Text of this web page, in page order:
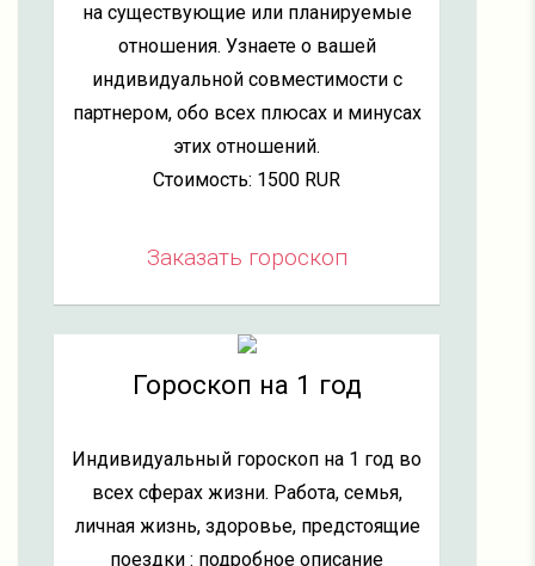
на существующие или планируемые
отношения. Узнаете о вашей
индивидуальной совместимости с
партнером, обо всех плюсах и минусах
этих отношений.
Стоимость: 1500 RUR
Заказать гороскоп
Гороскоп на 1 год
Индивидуальный гороскоп на 1 год во
всех сферах жизни. Работа, семья,
личная жизнь, здоровье, предстоящие
поездки : подробное описание